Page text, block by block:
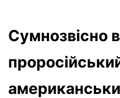
Сумнозвісно